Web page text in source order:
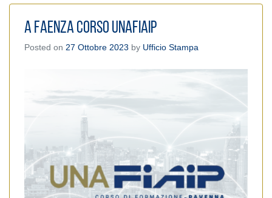
A Faenza Corso UnaFIAIP
Posted on 27 Ottobre 2023 by Ufficio Stampa